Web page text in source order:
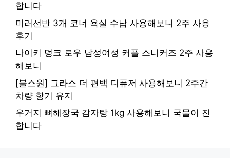
합니다
미러선반 3개 코너 욕실 수납 사용해보니 2주 사용
후기
나이키 덩크 로우 남성여성 커플 스니커즈 2주 사용
해보니
[불스원] 그라스 더 편백 디퓨저 사용해보니 2주간
차량 향기 유지
우거지 뼈해장국 감자탕 1kg 사용해보니 국물이 진
합니다